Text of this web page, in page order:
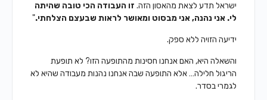
ישראל תדע לצאת מהאסון הזה.זו העבודה הכי טובה שהיתה
לי. אני נהנה, אני מבסוט ומאושר לראות שבעצם הצלחתי."
ידיעה הזויה ללא ספק.
והשאלה היא, האם אנחנו חסינות מהתופעה הזו? לא תופעת
הריגול חלילה… אלא התופעה שבה אנחנו נהנות מעבודה שהיא לא
לגמרי בסדר.